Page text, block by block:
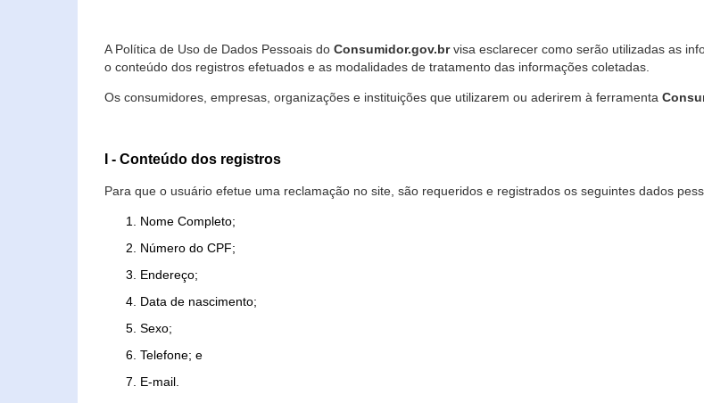
A Política de Uso de Dados Pessoais do Consumidor.gov.brvisa esclarecer como serão utilizadas as
o conteúdo dos registros efetuados e as modalidades de tratamento das informações coletadas.
Os consumidores, empresas, organizações e instituições que utilizarem ou aderirem à ferramenta
I - Conteúdo dos registros
Para que o usuário efetue uma reclamação no site, são requeridos e registrados os seguintes dados
Nome Completo;
Número do CPF;
Endereço;
Data de nascimento;
Sexo;
Telefone; e
E-mail.